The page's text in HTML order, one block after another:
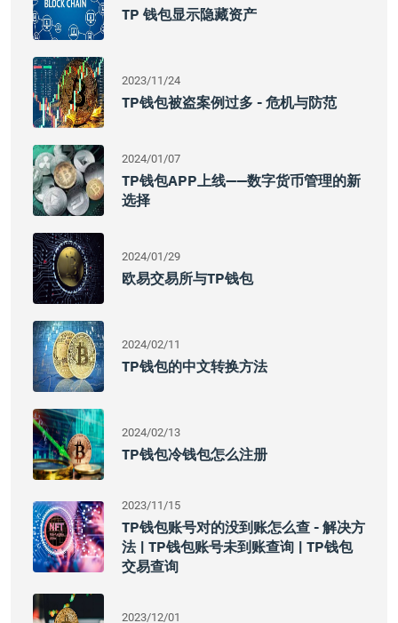
TP 钱包显示隐藏资产
2023/11/24
TP钱包被盗案例过多 - 危机与防范
2024/01/07
TP钱包APP上线——数字货币管理的新
选择
2024/01/29
欧易交易所与TP钱包
2024/02/11
TP钱包的中文转换方法
2024/02/13
TP钱包冷钱包怎么注册
2023/11/15
TP钱包账号对的没到账怎么查 - 解决方
法 | TP钱包账号未到账查询 | TP钱包
交易查询
2023/12/01